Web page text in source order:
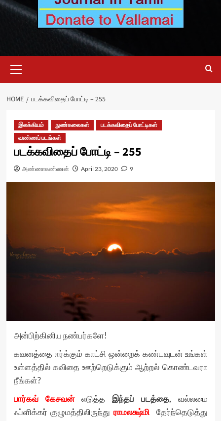
Menu
HOME படக்கவிதைப் போட்டி – 255
இலக்கியம் நுண்கலைகள்
படக்கவிதைப் போட்டிகள்
வண்ணப் படங்கள்
படக்கவிதைப் போட்டி – 255
அண்ணாகண்ணன் April 23, 2020 9
அன்பிற்கினிய நண்பர்களே!
கவனத்தை ஈர்க்கும் காட்சி ஒன்றைக் கண்டவுடன் உங்கள்
உள்ளத்தில் கவிதை ஊற்றெடுக்கும் ஆற்றல் கொண்டவரா
நீங்கள்?
பார்கவ் கேசவன் எடுத்த இந்தப் படத்தை, வல்லமை
ஃப்ளிக்கர் குழுமத்திலிருந்து ராமலக்ஷ்மி தேர்ந்தெடுத்து